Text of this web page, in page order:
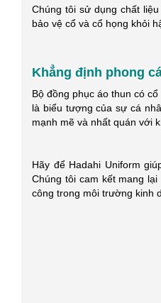
Chúng tôi sử dụng chất
bảo vệ cổ và cổ họng khỏi
Khẳng định phong
Bộ đồng phục áo thun có
là biểu tượng của sự cá
mạnh mẽ và nhất quán với
Hãy để Hadahi Uniform
Chúng tôi cam kết mang
công trong môi trường kinh